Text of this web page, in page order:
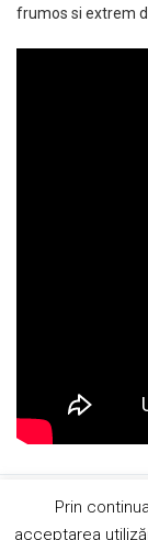
frumos si extrem
Prin
acceptarea